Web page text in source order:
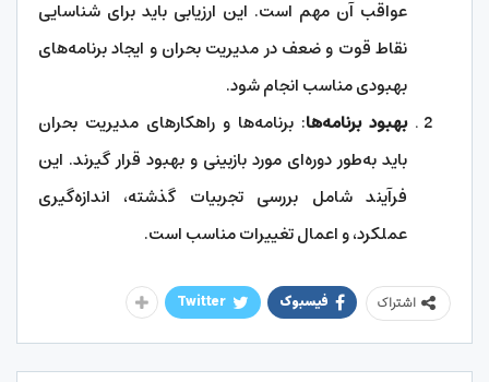
عواقب آن مهم است. این ارزیابی باید برای شناسایی
نقاط قوت و ضعف در مدیریت بحران و ایجاد برنامه‌های
بهبودی مناسب انجام شود.
بهبود برنامه‌ها: برنامه‌ها و راهکارهای مدیریت بحران
باید به‌طور دوره‌ای مورد بازبینی و بهبود قرار گیرند. این
فرآیند شامل بررسی تجربیات گذشته، اندازه‌گیری
عملکرد، و اعمال تغییرات مناسب است.
اشتراک فیسبوک Twitter